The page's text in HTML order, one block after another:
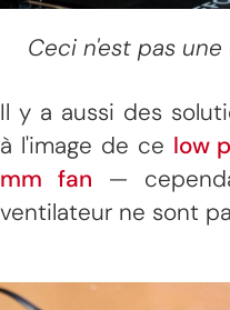
Ceci n'est pas
Il y a aussi des
à l'image de ce low
mm fan —
ventilateur ne sont